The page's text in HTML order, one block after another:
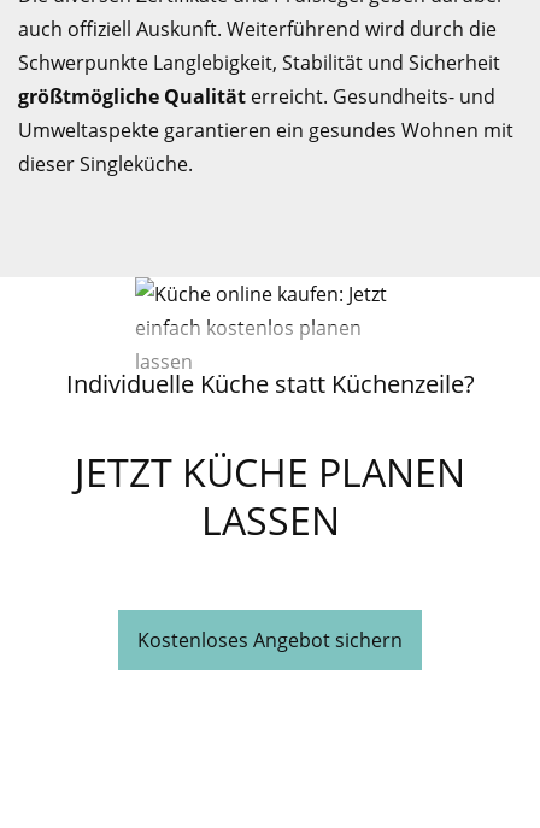
auch offiziell Auskunft. Weiterführend wird durch die
Schwerpunkte Langlebigkeit, Stabilität und Sicherheit
größtmögliche Qualität erreicht. Gesundheits- und
Umweltaspekte garantieren ein gesundes Wohnen mit
dieser Singleküche.
Individuelle Küche statt Küchenzeile?
JETZT KÜCHE PLANEN
LASSEN
Kostenloses Angebot sichern